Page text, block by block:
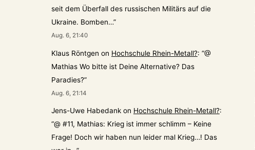
seit dem Überfall des russischen Militärs auf die
Ukraine. Bomben…”
Aug. 6, 21:40
Klaus Röntgen on Hochschule Rhein-Metall?: “@
Mathias Wo bitte ist Deine Alternative? Das
Paradies?”
Aug. 6, 21:14
Jens-Uwe Habedank on Hochschule Rhein-Metall?:
“@ #11, Mathias: Krieg ist immer schlimm – Keine
Frage! Doch wir haben nun leider mal Krieg…! Das